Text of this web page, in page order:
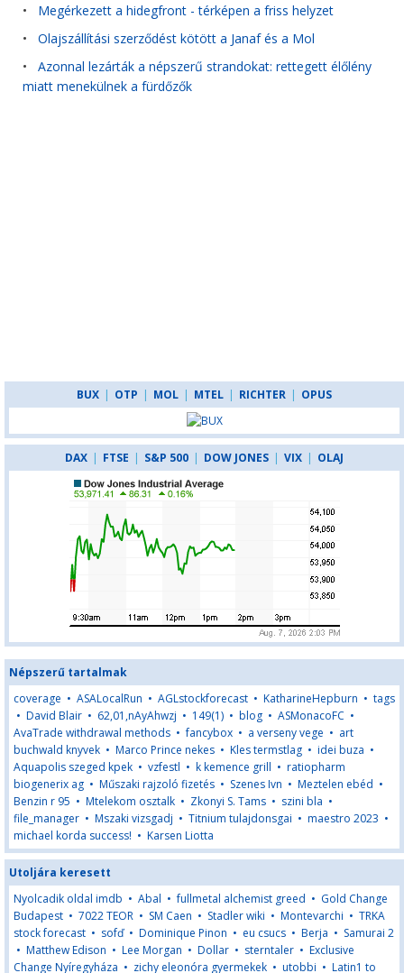
• Megérkezett a hidegfront - térképen a friss helyzet
• Olajszállítási szerződést kötött a Janaf és a Mol
• Azonnal lezárták a népszerű strandokat: rettegett élőlény
miatt menekülnek a fürdőzők
BUX | OTP | MOL | MTEL | RICHTER | OPUS
DAX | FTSE | S&P 500 | DOW JONES | VIX | OLAJ
Népszerű tartalmak
coverage • ASALocalRun • AGLstockforecast • KatharineHepburn • tags
• David Blair • 62,01,nAyAhwzj • 149(1) • blog • ASMonacoFC •
AvaTrade withdrawal methods •fancybox • a verseny vege • art
buchwald knyvek • Marco Prince nekes • Kles termstlag • idei buza •
Aquapolis szeged kpek • vzfestl • k kemence grill • ratiopharm
biogenerix ag • Műszaki rajzoló fizetés • Szenes Ivn • Meztelen ebéd •
Benzin r 95 • Mtelekom osztalk • Zkonyi S. Tams • szini bla •
file_manager • Mszaki vizsgadj • Titnium tulajdonsgai • maestro 2023 •
michael korda success! • Karsen Liotta
Utoljára keresett
Nyolcadik oldal imdb • Abal •fullmetal alchemist greed • Gold Change
Budapest • 7022 TEOR • SM Caen • Stadler wiki • Montevarchi • TRKA
stock forecast • sofď• Dominique Pinon • eu csucs • Berja • Samurai 2
• Matthew Edison • Lee Morgan • Dollar • sterntaler • Exclusive
Change Nyíregyháza • zichy eleonóra gyermekek • utobbi • Latin1 to